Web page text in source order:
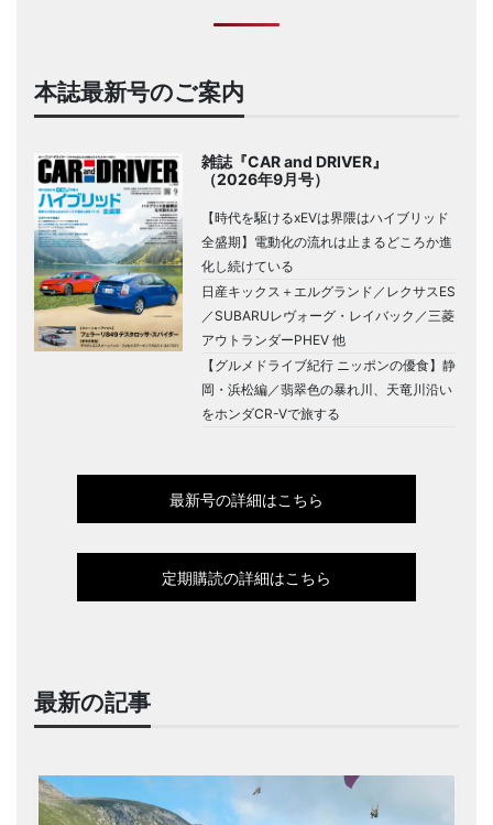
本誌最新号のご案内
雑誌『CAR and DRIVER』
（2026年9月号）
【時代を駆けるxEVは界隈はハイブリッド
全盛期】電動化の流れは止まるどころか進
化し続けている
日産キックス＋エルグランド／レクサスES
／SUBARUレヴォーグ・レイバック／三菱
アウトランダーPHEV 他
【グルメドライブ紀行 ニッポンの優食】静
岡・浜松編／翡翠色の暴れ川、天竜川沿い
をホンダCR-Vで旅する
最新号の詳細はこちら
定期購読の詳細はこちら
最新の記事